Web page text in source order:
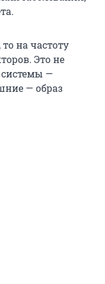
на частоту
Это не
—
— образ